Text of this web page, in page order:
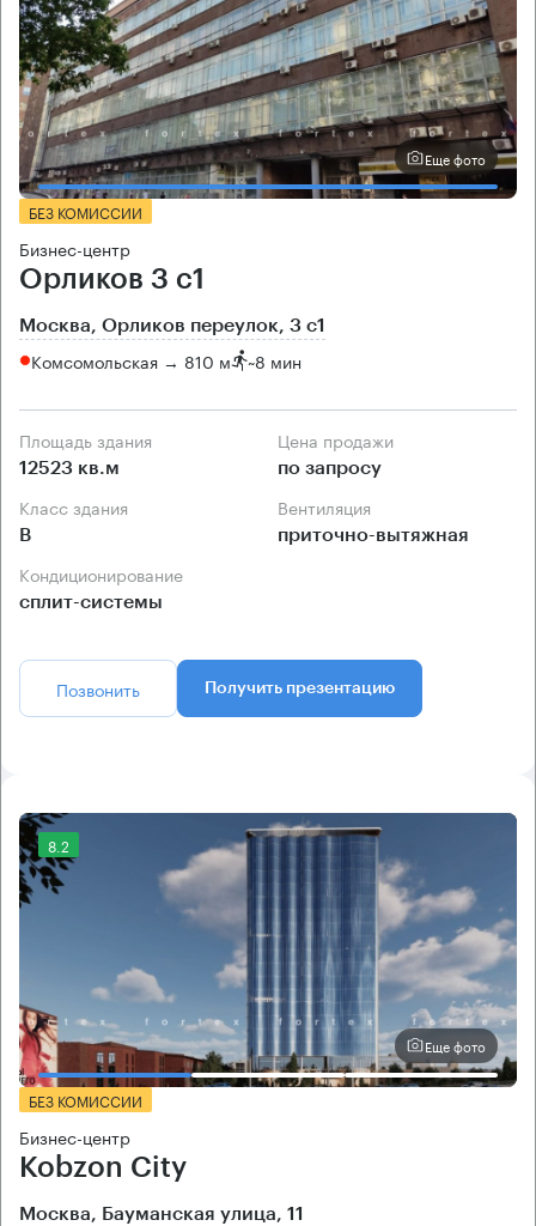
Еще фото
БЕЗ КОМИССИИ
Бизнес-центр
Орликов 3 с1
Москва, Орликов переулок, 3 с1
Комсомольская → 810 м ~8 мин
Площадь здания
12523 кв.м
Цена продажи
по запросу
Класс здания
B
Вентиляция
приточно-вытяжная
Кондиционирование
сплит-системы
Позвонить Получить презентацию
8.2
Еще фото
БЕЗ КОМИССИИ
Бизнес-центр
Kobzon City
Москва, Бауманская улица, 11